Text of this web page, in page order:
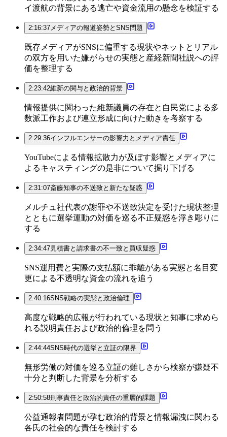
イ渡航の背景にある逃亡や資金流用の懸念を検証する
2:16:37メディアの報道姿勢とSNS問題
既存メディアがSNSに偏重する現状やネットとリアル
の双方を用いた嫌がらせの実態と産経新聞社説への評
価を整理する
2:23:42維新の関与と政治的背景
情報提供に関わった維新議員の存在と自民党による多
数派工作および連立形成に向けた動きを考察する
2:29:36インフルエンサーの影響力とメディア責任
YouTubeによる情報拡散力が及ぼす影響とメディアに
よるキャスティングの是非について掘り下げる
2:31:07斎藤知事の不送致と新たな疑惑
メルチュ社代表の謝罪や不送致決定を受けた現状整理
とともに選挙運動の対価を巡る不正疑惑を浮き彫りに
する
2:34:47見積書と請求書の不一致と買収疑惑
SNS運用費と実際の支払額に乖離がある実態と名目変
更による不透明な資金の流れを追う
2:40:16SNS戦略の実態と政治倫理
高度な戦略的広報が行われている現状と知事に求めら
れる説明責任および政治的倫理を問う
2:44:44SNS時代の選挙と立証の限界
無形労働の対価を巡る立証の難しさから検察が嫌疑不
十分と判断した背景を分析する
2:50:58刑事責任と政治的責任の重層的課題
公益通報者問題が孕む政治的背景と情報漏洩に関わる
各氏の社会的な責任を検討する